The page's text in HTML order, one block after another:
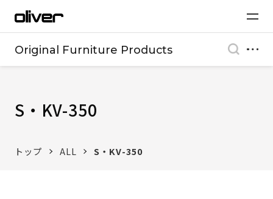
Original Furniture Products
S・KV-350
トップ ALL S・KV-350